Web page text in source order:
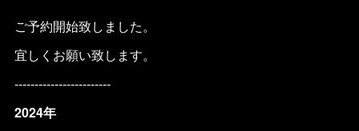
ご予約開始致しました。
宜しくお願い致します。
------------------------
2024年